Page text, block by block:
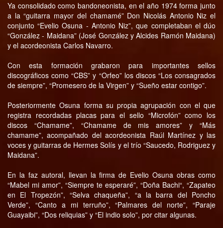
Ya consolidado como bandoneonista, en el año 1974 forma junto
a la “guitarra mayor del chamamé” Don Nicolás Antonio Niz el
conjunto “Evelio Osuna - Antonio Niz”, que completaban el dúo
“González - Maidana” (José González y Alcides Ramón Maidana)
y el acordeonista Carlos Navarro.
Con esta formación grabaron para importantes sellos
discográficos como “CBS” y “Orfeo” los discos “Los consagrados
de siempre”, “Promesero de la Virgen” y “Sueño estar contigo”.
Posteriormente Osuna forma su propia agrupación con el que
registra recordadas placas para el sello “Microfón” como los
discos “Chamame”, “Chamame de mis amores” y “Más
chamame”, acompañado del acordeonista Raúl Martínez y las
voces y guitarras de Hermes Solís y el trío “Saucedo, Rodriguez y
Maidana”.
En la faz autoral, llevan la firma de Evelio Osuna obras como
“Mabel mi amor”, “Siempre te esperaré”, “Doña Bachi“, “Zapateo
en El Tropezón”, “Selva chaqueña”, “a la barra del Poncho
Verde”, “Canto a mi terruño”, “Palmares del norte”, “Paraje
Guayaibi”, “Dos reliquias” y “El indio solo”, por citar algunas.